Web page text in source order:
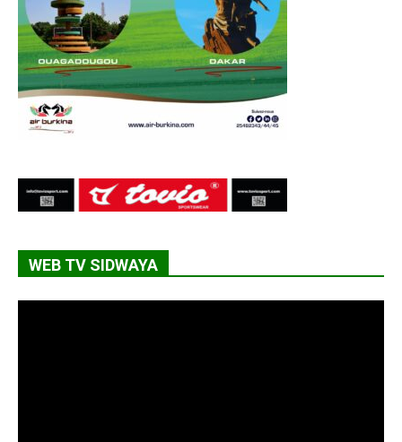
WEB TV SIDWAYA